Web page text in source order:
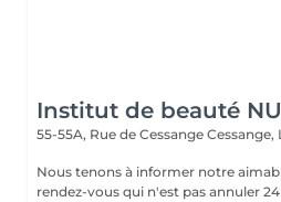
Institut de beauté
55-55A, Rue de Cessange Cessange,
Nous tenons à informer notre
rendez-vous qui n'est pas annuler